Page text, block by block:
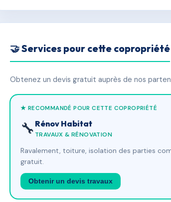
🤝 Services pour cette copropriété
Obtenez un devis gratuit auprès de nos
★ RECOMMANDÉ POUR CETTE COPROPRIÉTÉ
🔧 Rénov Habitat
TRAVAUX & RÉNOVATION
Ravalement, toiture, isolation des parties
gratuit.
Obtenir un devis travaux